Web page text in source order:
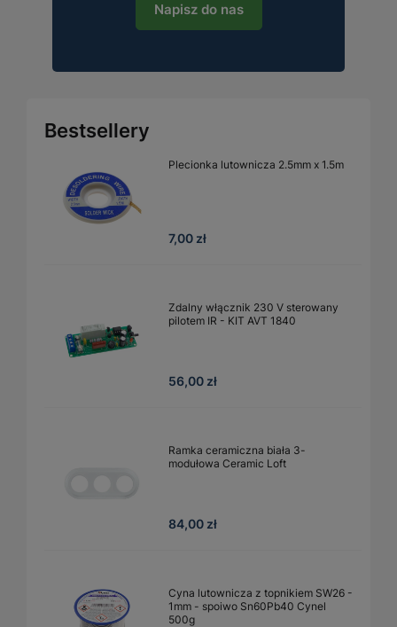
Napisz do nas
Bestsellery
Plecionka lutownicza 2.5mm x 1.5m
7,00 zł
Zdalny włącznik 230 V sterowany
pilotem IR - KIT AVT 1840
56,00 zł
Ramka ceramiczna biała 3-
modułowa Ceramic Loft
84,00 zł
Cyna lutownicza z topnikiem SW26 -
1mm - spoiwo Sn60Pb40 Cynel
500g